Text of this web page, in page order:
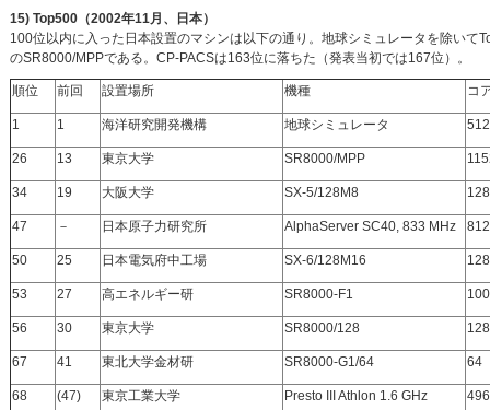
15) Top500（2002年11月、日本）
100位以内に入った日本設置のマシンは以下の通り。地球シミュレータを除い
のSR8000/MPPである。CP-PACSは163位に落ちた（発表当初では167位）。
順位 前回 設置場所 機種 コ
1 1 海洋研究開発機構 地球シミュレータ
26 13 東京大学 SR8000/MPP
34 19 大阪大学 SX-5/128M8 128
47 － 日本原子力研究所 AlphaServer SC40, 833 MHz 812
50 25 日本電気府中工場 SX-6/128M16 128
53 27 高エネルギー研 SR8000-F1 100
56 30 東京大学 SR8000/128 128
67 41 東北大学金材研 SR8000-G1/64 64
68 (47) 東京工業大学 Presto III Athlon 1.6 GHz 496